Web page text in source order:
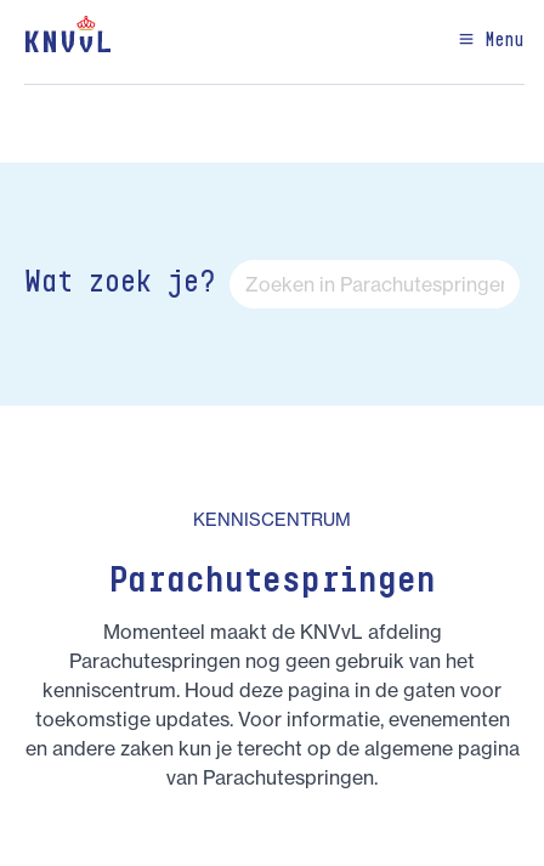
Menu
Wat zoek je?
KENNISCENTRUM
Parachutespringen
Momenteel maakt de KNVvL afdeling
Parachutespringen nog geen gebruik van het
kenniscentrum. Houd deze pagina in de gaten voor
toekomstige updates. Voor informatie, evenementen
en andere zaken kun je terecht op de algemene pagina
van Parachutespringen.